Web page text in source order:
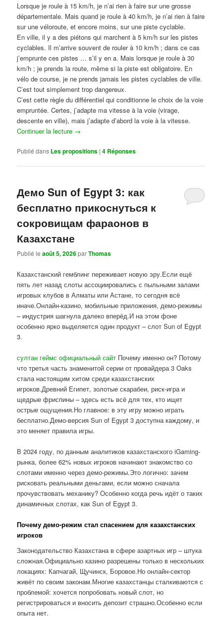
Lorsque je roule à 15 km/h, je n’ai rien à faire sur une grosse
départementale. Mais quand je roule à 40 km/h, je n’ai rien à faire
sur une véloroute, et encore moins, sur une piste cyclable.
En ville, il y a des piétons qui marchent à 5 km/h sur les pistes
cyclables. Il m’arrive souvent de rouler à 10 km/h ; dans ce cas
j’emprunte ces pistes … s’il y en a. Mais lorsque je roule à 30
km/h ; je prends la route, même si la piste est obligatoire. En
vélo de course, je ne prends jamais les pistes cyclables de ville.
C’est tout simplement trop dangereux.
C’est cette règle du différentiel qui conditionne le choix de la voie
empruntée. Certes, j’adapte ma vitesse à la voie (virage,
descente en ville), mais j’adapte d’abord la voie à la vitesse.
Continuer la lecture →
Publié dans Les propositions |4 Réponses
Демо Sun of Egypt 3: как
бесплатно прикоснуться к
сокровищам фараонов в
Казахстане
Publié leaoût 5, 2026parThomas
Казахстанский гемблинг переживает новую эру.Если ещё
пять лет назад слоты ассоциировались с пыльными залами
игровых клубов в Алматы или Астане, то сегодня всё
иначе.Онлайн-казино, мобильные приложения, демо-режимы
– индустрия шагнула далеко вперёд.И на этом фоне
особенно ярко выделяется один продукт – слот Sun of Egypt
3.
султан геймс официальный сайт Почему именно он? Потому
что третья часть знаменитой серии от провайдера 3 Oaks
стала настоящим хитом среди казахстанских
игроков.Древний Египет, золотые скарабеи, риск-игра и
щедрые фриспины – здесь есть всё для тех, кто ищет
острые ощущения.Но главное: в эту игру можно играть
бесплатно.Демо-версия Sun of Egypt 3 доступна каждому, и
это меняет правила игры.
В 2024 году, по данным аналитиков казахстанского iGaming-
рынка, более 62% новых игроков начинают знакомство со
слотами именно через демо-режимы.Это логично: зачем
рисковать реальными деньгами, если можно сначала
прочувствовать механику? Особенно когда речь идёт о таких
динамичных слотах, как Sun of Egypt 3.
Почему демо-режим стал спасением для казахстанских
игроков
Законодательство Казахстана в сфере азартных игр – штука
сложная.Официально казино разрешены только в нескольких
локациях: Капчагай, Щучинск, Боровое.Но онлайн-сектор
живёт по своим законам.Многие казахстанцы сталкиваются с
проблемой: хочется попробовать новый слот, но
регистрироваться и вносить депозит страшно.Особенно если
опыта нет.